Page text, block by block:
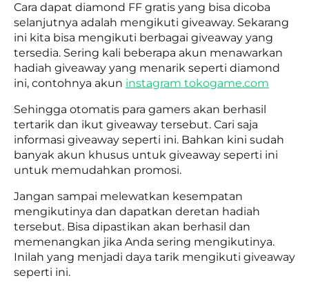
Cara dapat diamond FF gratis yang bisa dicoba
selanjutnya adalah mengikuti giveaway. Sekarang
ini kita bisa mengikuti berbagai giveaway yang
tersedia. Sering kali beberapa akun menawarkan
hadiah giveaway yang menarik seperti diamond
ini, contohnya akun instagram tokogame.com
Sehingga otomatis para gamers akan berhasil
tertarik dan ikut giveaway tersebut. Cari saja
informasi giveaway seperti ini. Bahkan kini sudah
banyak akun khusus untuk giveaway seperti ini
untuk memudahkan promosi.
Jangan sampai melewatkan kesempatan
mengikutinya dan dapatkan deretan hadiah
tersebut. Bisa dipastikan akan berhasil dan
memenangkan jika Anda sering mengikutinya.
Inilah yang menjadi daya tarik mengikuti giveaway
seperti ini.